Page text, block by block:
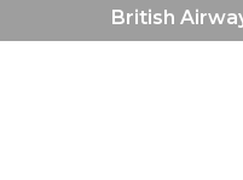
British